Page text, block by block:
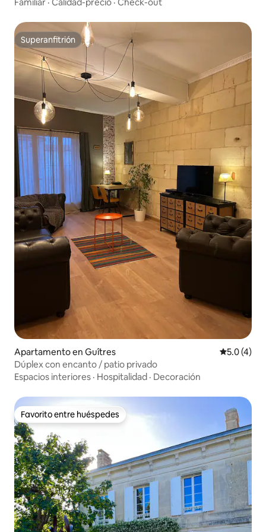
Familiar · Calidad-precio · Check-out
Superanfitrión
Superanfitrión
Apartamento en Guîtres
5.0 (4)
Dúplex con encanto / patio privado
Espacios interiores · Hospitalidad · Decoración
Favorito entre huéspedes
Favorito entre huéspedes